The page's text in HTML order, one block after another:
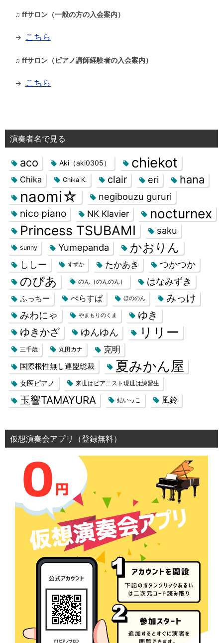
♫ ffサロン（一般の方の入会案内）
→ こちら
♫ ffサロン（ピアノ講師経験者の入会案内）
→ こちら
演奏者名で見る
aco Aki（aki0305） chiekot
Chika Chika K. clair eri hana
naomi☆ negibouzu gururi
nico piano NK Klavier nocturnex
Princess TSUBAMI saku
sunny Yumepanda かおりん
ししー すずか たかあき つかつか
のぴあ のん（のんのん） はなみずき
ふっちー ぺらすぱ ほののん
みっけ
みわにゃ
やまもりのくま
ゆき
ゆきかざ
ゆんゆん リリー
三千歳 丸田カナ 克明
国際根性無し連盟総裁 夏みかん屋
女医ピアノ 来世はピアニスト現世は練習生
玉響TAMAYURA 結いっこ 風鈴
仮想演奏会アプリ（登録無料）